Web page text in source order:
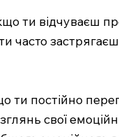
ти відчуваєш
ти постійно
свої